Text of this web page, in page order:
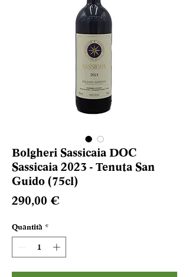
Bolgheri Sassicaia DOC
Sassicaia 2023 - Tenuta San
Guido (75cl)
290,00 €
Quantità *